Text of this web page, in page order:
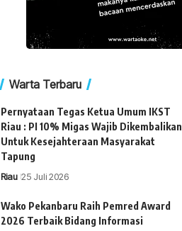
Warta Terbaru
Pernyataan Tegas Ketua Umum IKST
Riau : PI 10% Migas Wajib Dikembalikan
Untuk Kesejahteraan Masyarakat
Tapung
Riau 25 Juli 2026
Wako Pekanbaru Raih Pemred Award
2026 Terbaik Bidang Informasi